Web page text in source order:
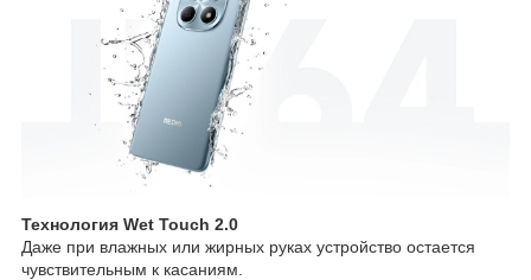
Технология Wet Touch 2.0
Даже при влажных или жирных руках устройство остается
чувствительным к касаниям.